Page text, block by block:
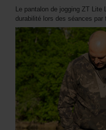
Le pantalon de jogging ZT
durabilité lors des séances par